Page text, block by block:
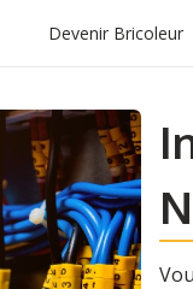
Devenir Bricoleur